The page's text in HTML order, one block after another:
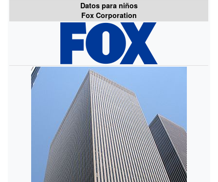
Datos para niños
Fox Corporation